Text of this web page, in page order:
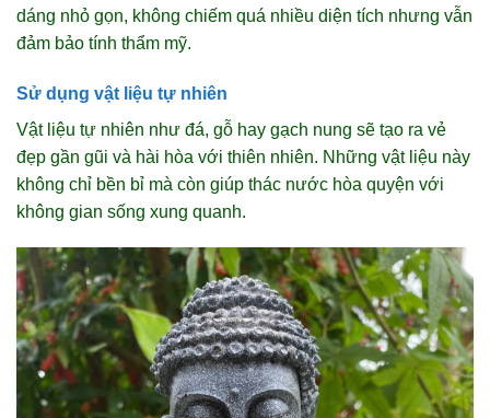
dáng nhỏ gọn, không chiếm quá nhiều diện tích nhưng vẫn
đảm bảo tính thẩm mỹ.
Sử dụng vật liệu tự nhiên
Vật liệu tự nhiên như đá, gỗ hay gạch nung sẽ tạo ra vẻ
đẹp gần gũi và hài hòa với thiên nhiên. Những vật liệu này
không chỉ bền bỉ mà còn giúp thác nước hòa quyện với
không gian sống xung quanh.